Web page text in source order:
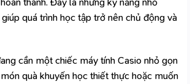
quá trình học tập trở nên chủ động và
cần một chiếc máy tính Casio nhỏ gọn
quà khuyến học thiết thực hoặc muốn